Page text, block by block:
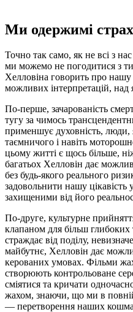
Ми одержимі
Точно так само, як не всі з
ми можемо не погодитися з
Хелловіна говорить про нашу
можливих інтерпретацій, над
По-перше, зачарованість
тугу за чимось
применшує духовність, люди,
таємничого і навіть
цьому житті є щось більше,
багатьох Хелловін дає
без будь-якого реального
задовольнити нашу
захищеними від його
По-друге, культурне
клапаном для більш глибоких
страждає від поділу,
майбутнє, Хелловін дає
керованих умовах. Фільми
створюють контрольоване
сміятися та кричати
жахом, знаючи, що ми в повній
— перетворення наших